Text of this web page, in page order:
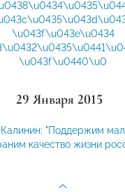
\u043f\u043e\u0434
\u043f\u0440\u0
29 Января 2015
"Поддержим
качество жизни